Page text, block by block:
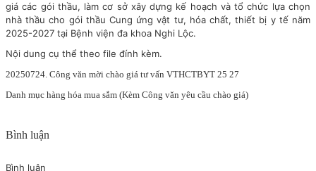
giá các gói thầu, làm cơ sở xây dựng kế hoạch và tổ chức lựa chọn
nhà thầu cho gói thầu Cung ứng vật tư, hóa chất, thiết bị y tế năm
2025-2027 tại Bệnh viện đa khoa Nghi Lộc.
Nội dung cụ thể theo file đính kèm.
20250724. Công văn mời chào giá tư vấn VTHCTBYT 25 27
Danh mục hàng hóa mua sắm (Kèm Công văn yêu cầu chào giá)
Bình luận
Bình luận